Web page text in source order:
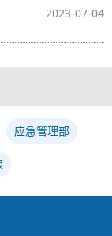
2023-07-04
应急管理部